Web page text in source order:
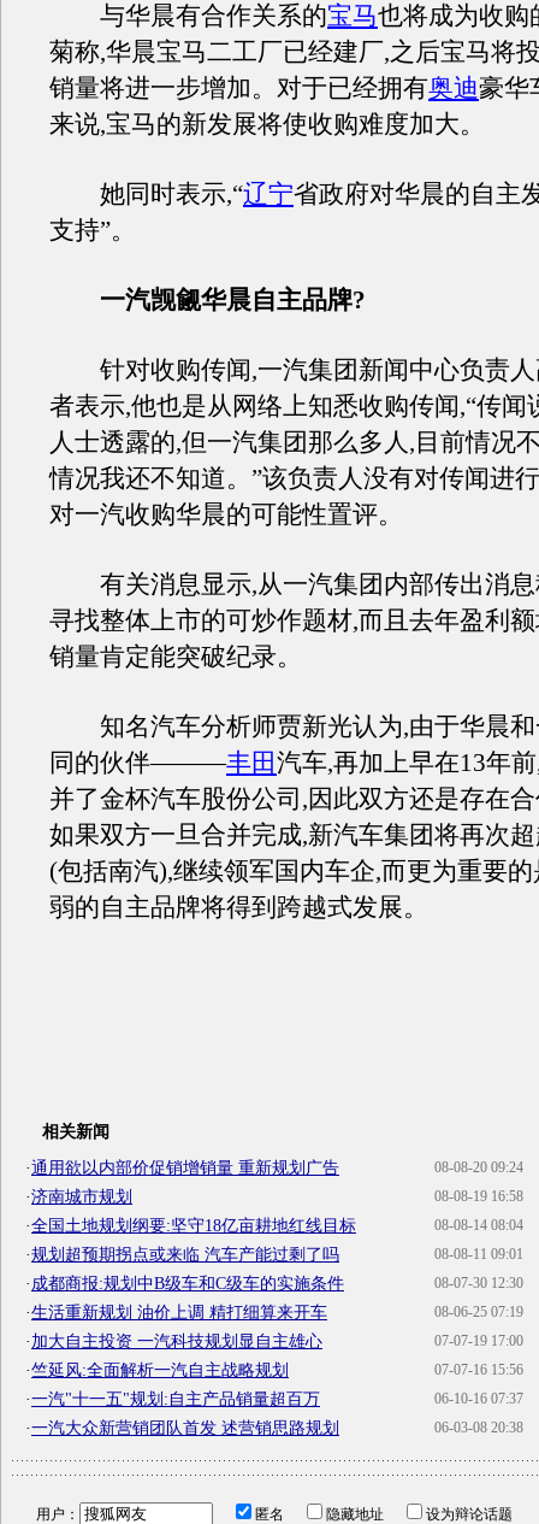
与华晨有合作关系的宝马也将成为收购
菊称,华晨宝马二工厂已经建厂,之后宝马将
销量将进一步增加。对于已经拥有奥迪豪华
来说,宝马的新发展将使收购难度加大。
她同时表示,“辽宁省政府对华晨的自主
支持”。
一汽觊觎华晨自主品牌?
针对收购传闻,一汽集团新闻中心负责人
者表示,他也是从网络上知悉收购传闻,“传闻
人士透露的,但一汽集团那么多人,目前情况
情况我还不知道。”该负责人没有对传闻进
对一汽收购华晨的可能性置评。
有关消息显示,从一汽集团内部传出消息
寻找整体上市的可炒作题材,而且去年盈利
销量肯定能突破纪录。
知名汽车分析师贾新光认为,由于华晨和
同的伙伴———丰田汽车,再加上早在13年
并了金杯汽车股份公司,因此双方还是存在
如果双方一旦合并完成,新汽车集团将再次
(包括南汽),继续领军国内车企,而更为重要
弱的自主品牌将得到跨越式发展。
相关新闻
08-08-20 09:24
·通用欲以内部价促销增销量 重新规划广告
08-08-19 16:58
·济南城市规划
08-08-14 08:04
·全国土地规划纲要:坚守18亿亩耕地红线目标
08-08-11 09:01
·规划超预期拐点或来临 汽车产能过剩了吗
08-07-30 12:30
·成都商报:规划中B级车和C级车的实施条件
08-06-25 07:19
·生活重新规划 油价上调 精打细算来开车
07-07-19 17:00
·加大自主投资 一汽科技规划显自主雄心
07-07-16 15:56
·竺延风:全面解析一汽自主战略规划
06-10-16 07:37
·一汽"十一五"规划:自主产品销量超百万
06-03-08 20:38
·一汽大众新营销团队首发 述营销思路规划
用户： 匿名 隐藏地址
设为辩论话题